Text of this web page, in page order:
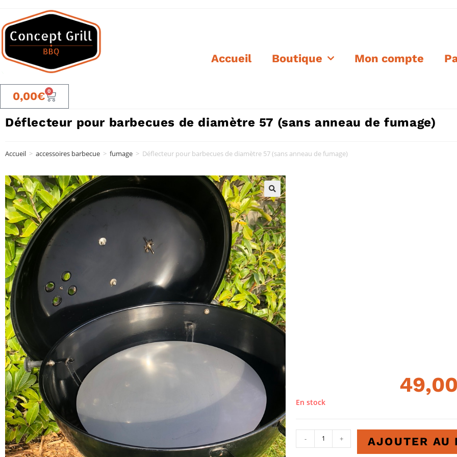
0,00€ 0
Accueil Boutique Mon compte
Déflecteur pour barbecues de diamètre 57 (sans anneau de fumage)
Accueil > accessoires barbecue > fumage > Déflecteur pour barbecues de diamètre 57 (sans anneau de fumage)
49,00
En stock
- + AJOUTER AU